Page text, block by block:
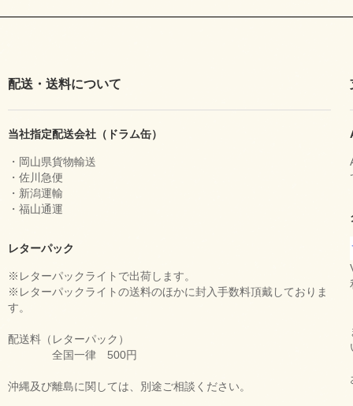
配送・送料について
当社指定配送会社（ドラム缶）
・岡山県貨物輸送
・佐川急便
・新潟運輸
・福山通運
レターパック
※レターパックライトで出荷します。
※レターパックライトの送料のほかに封入手数料頂戴しておりま
す。
配送料（レターパック）
全国一律 500円
沖縄及び離島に関しては、別途ご相談ください。